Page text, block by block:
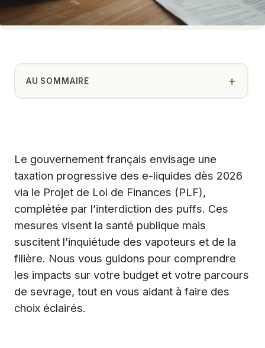
AU SOMMAIRE
Quel impact la taxe sur les e-cigarettes aura-t-elle sur
votre budget et votre sevrage tabagique ?
Comment Green and Vape vous accompagne face aux
évolutions de la fiscalité des produits du vapotage ?
Questions fréquentes
Le gouvernement français envisage une
taxation progressive des e-liquides dès 2026
via le Projet de Loi de Finances (PLF),
complétée par l’interdiction des puffs. Ces
mesures visent la santé publique mais
suscitent l’inquiétude des vapoteurs et de la
filière. Nous vous guidons pour comprendre
les impacts sur votre budget et votre parcours
de sevrage, tout en vous aidant à faire des
choix éclairés.